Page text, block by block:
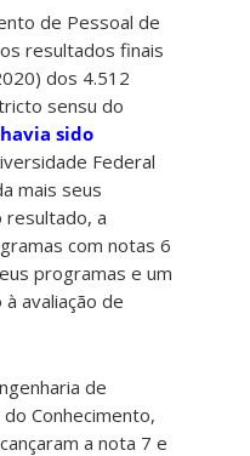
de Pessoal de
resultados finais
dos 4.512
sensu do
havia sido
Federal
mais seus
resultado, a
com notas 6
programas e um
avaliação de
de
Conhecimento,
a nota 7 e